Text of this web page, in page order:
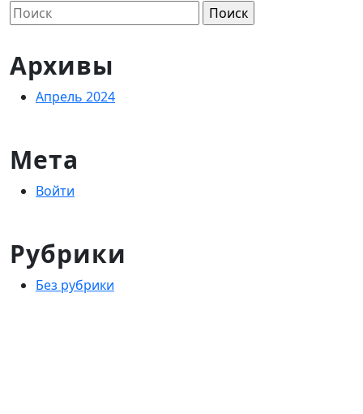
Найти:
Архивы
Апрель 2024
Мета
Войти
Рубрики
Без рубрики